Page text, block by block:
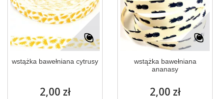
wstążka bawełniana cytrusy
2,00 zł
wstążka bawełniana
ananasy
2,00 zł